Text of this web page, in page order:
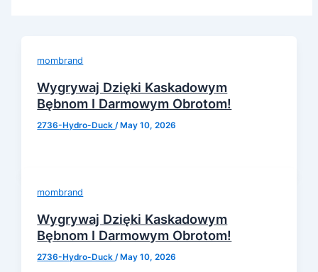
mombrand
Wygrywaj Dzięki Kaskadowym
Bębnom I Darmowym Obrotom!
2736-Hydro-Duck/ May 10, 2026
mombrand
Wygrywaj Dzięki Kaskadowym
Bębnom I Darmowym Obrotom!
2736-Hydro-Duck/ May 10, 2026